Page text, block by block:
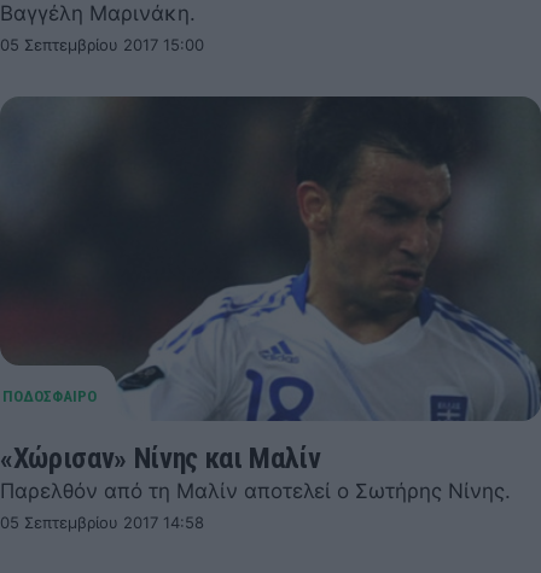
Βαγγέλη Μαρινάκη.
05 Σεπτεμβρίου 2017 15:00
«Χώρισαν» Νίνης και Μαλίν
Παρελθόν από τη Μαλίν αποτελεί ο Σωτήρης Νίνης.
05 Σεπτεμβρίου 2017 14:58